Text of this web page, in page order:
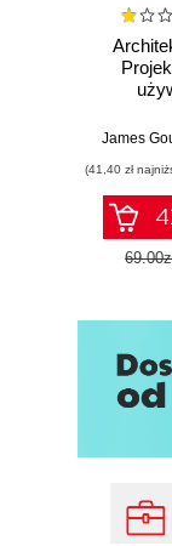
James
(41,40 zł